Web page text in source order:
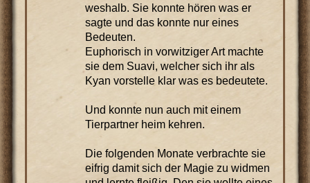
weshalb. Sie konnte hören was er
sagte und das konnte nur eines
Bedeuten.
Euphorisch in vorwitziger Art machte
sie dem Suavi, welcher sich ihr als
Kyan vorstelle klar was es bedeutete.
Und konnte nun auch mit einem
Tierpartner heim kehren.
Die folgenden Monate verbrachte sie
eifrig damit sich der Magie zu widmen